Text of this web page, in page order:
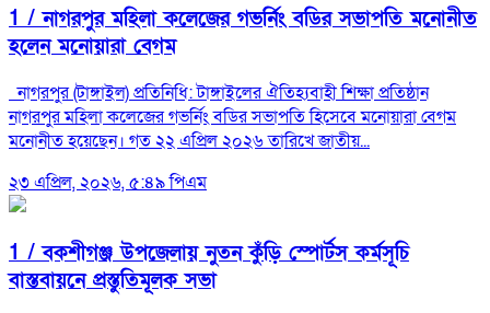
1 /নাগরপুর মহিলা কলেজের গভর্নিং বডির সভাপতি মনোনীত
হলেন মনোয়ারা বেগম
নাগরপুর (টাঙ্গাইল) প্রতিনিধি: টাঙ্গাইলের ঐতিহ্যবাহী শিক্ষা প্রতিষ্ঠান
নাগরপুর মহিলা কলেজের গভর্নিং বডির সভাপতি হিসেবে মনোয়ারা বেগম
মনোনীত হয়েছেন। গত ২২ এপ্রিল ২০২৬ তারিখে জাতীয়...
২৩ এপ্রিল, ২০২৬, ৫:৪৯ পিএম
1 /বকশীগঞ্জ উপজেলায় নুতন কুঁড়ি স্পোর্টস কর্মসূচি
বাস্তবায়নে প্রস্তুতিমূলক সভা